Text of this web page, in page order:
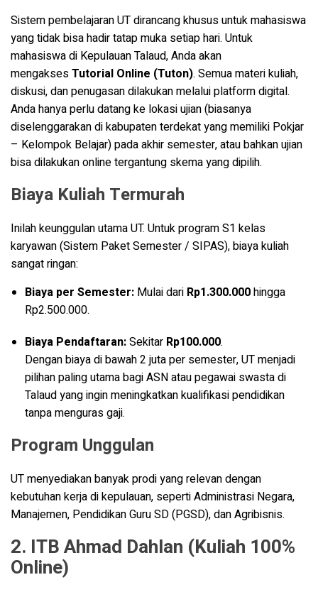
Sistem pembelajaran UT dirancang khusus untuk mahasiswa
yang tidak bisa hadir tatap muka setiap hari. Untuk
mahasiswa di Kepulauan Talaud, Anda akan
mengaksesTutorial Online (Tuton). Semua materi kuliah,
diskusi, dan penugasan dilakukan melalui platform digital.
Anda hanya perlu datang ke lokasi ujian (biasanya
diselenggarakan di kabupaten terdekat yang memiliki Pokjar
– Kelompok Belajar) pada akhir semester, atau bahkan ujian
bisa dilakukan online tergantung skema yang dipilih.
Biaya Kuliah Termurah
Inilah keunggulan utama UT. Untuk program S1 kelas
karyawan (Sistem Paket Semester / SIPAS), biaya kuliah
sangat ringan:
Biaya per Semester: Mulai dari Rp1.300.000hingga
Rp2.500.000.
Biaya Pendaftaran:Sekitar Rp100.000.
Dengan biaya di bawah 2 juta per semester, UT menjadi
pilihan paling utama bagi ASN atau pegawai swasta di
Talaud yang ingin meningkatkan kualifikasi pendidikan
tanpa menguras gaji.
Program Unggulan
UT menyediakan banyak prodi yang relevan dengan
kebutuhan kerja di kepulauan, seperti Administrasi Negara,
Manajemen, Pendidikan Guru SD (PGSD), dan Agribisnis.
2. ITB Ahmad Dahlan (Kuliah 100%
Online)